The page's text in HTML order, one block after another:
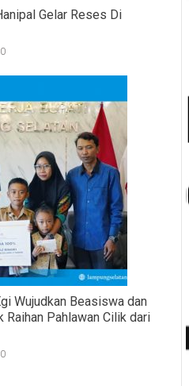
Gelar Reses Di
0
Wujudkan Beasiswa dan
Raihan Pahlawan Cilik dari
0